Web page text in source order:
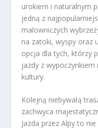
urokiem i naturalnym
jedną z
malowniczych
na zatoki, wyspy oraz
opcja dla tych, którzy
jazdy z
kultury.
Kolejną niebywałą
zachwyca
Jazda przez Alpy to